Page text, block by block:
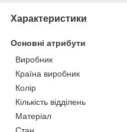
Характеристики
Основні атрибути
Виробник
Країна виробник
Колір
Кількість відділень
Матеріал
Стан